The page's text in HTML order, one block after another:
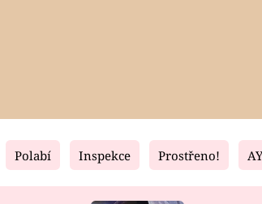
Fresh
Polabí Inspekce Prostřeno!